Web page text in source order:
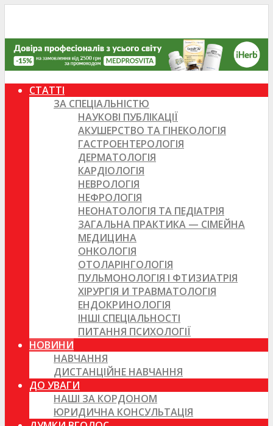
СТАТТІ
ЗА СПЕЦІАЛЬНІСТЮ
НАУКОВІ ПУБЛІКАЦІЇ
АКУШЕРСТВО ТА ГІНЕКОЛОГІЯ
ГАСТРОЕНТЕРОЛОГІЯ
ДЕРМАТОЛОГІЯ
КАРДІОЛОГІЯ
НЕВРОЛОГІЯ
НЕФРОЛОГІЯ
НЕОНАТОЛОГІЯ ТА ПЕДІАТРІЯ
ЗАГАЛЬНА ПРАКТИКА — СІМЕЙНА
МЕДИЦИНА
ОНКОЛОГІЯ
ОТОЛАРІНГОЛОГІЯ
ПУЛЬМОНОЛОГІЯ І ФТИЗИАТРІЯ
ХІРУРГІЯ И ТРАВМАТОЛОГІЯ
ЕНДОКРИНОЛОГІЯ
ІНШІ СПЕЦІАЛЬНОСТІ
ПИТАННЯ ПСИХОЛОГІЇ
НОВИНИ
НАВЧАННЯ
ДИСТАНЦІЙНЕ НАВЧАННЯ
ДО УВАГИ
НАШІ ЗА КОРДОНОМ
ЮРИДИЧНА КОНСУЛЬТАЦІЯ